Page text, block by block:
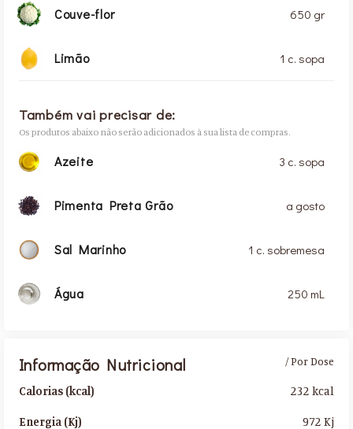
Couve-flor 650 gr
Limão 1 c. sopa
Também vai precisar de:
Os produtos abaixo não serão adicionados à sua lista de compras.
Azeite 3 c. sopa
Pimenta Preta Grão a gosto
Sal Marinho 1 c. sobremesa
Água 250 mL
Informação Nutricional
Calorias (kcal)
Energia (Kj)
/ Por Dose
232 kcal
972 Kj